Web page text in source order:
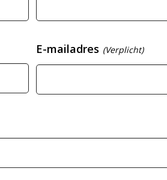
E-mailadres (Verplicht)